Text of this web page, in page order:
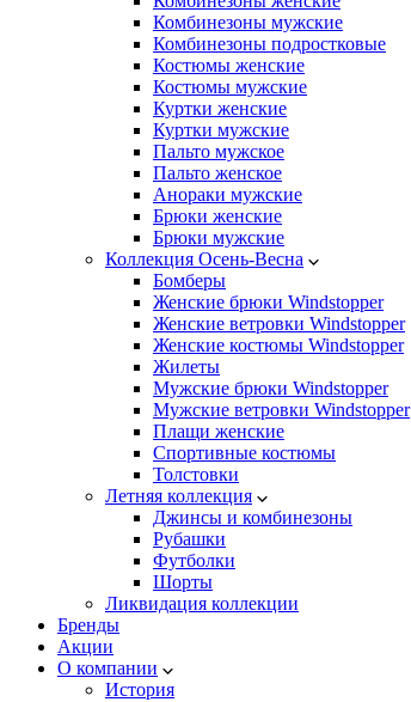
Комбинезоны мужские
Комбинезоны подростковые
Костюмы женские
Костюмы мужские
Куртки женские
Куртки мужские
Пальто мужское
Пальто женское
Анораки мужские
Брюки женские
Брюки мужские
Коллекция Осень-Весна
Бомберы
Женские брюки Windstopper
Женские ветровки Windstopper
Женские костюмы Windstopper
Жилеты
Мужские брюки Windstopper
Мужские ветровки Windstopper
Плащи женские
Спортивные костюмы
Толстовки
Летняя коллекция
Джинсы и комбинезоны
Рубашки
Футболки
Шорты
Ликвидация коллекции
Бренды
Акции
О компании
История